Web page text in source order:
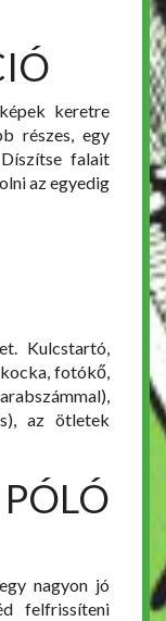
keretre
részes, egy
falait
az egyedig
Kulcstartó,
fotókő,
az ötletek
nagyon jó
felfrissíteni